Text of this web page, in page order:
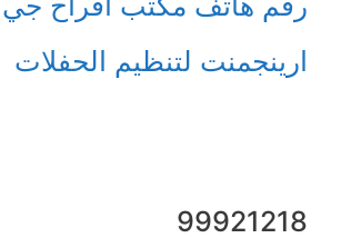
ارينجمنت لتنظيم الحفلات
99921218